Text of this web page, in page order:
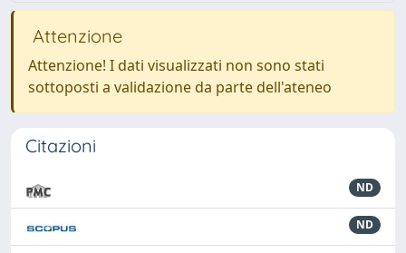
Attenzione
Attenzione! I dati visualizzati non sono stati
sottoposti a validazione da parte dell'ateneo
Citazioni
ND
ND